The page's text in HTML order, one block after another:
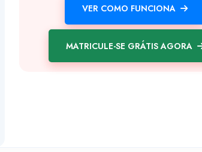
VER COMO FUNCIONA
MATRICULE-SE GRÁTIS AGORA